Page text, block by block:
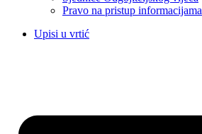
Pravo na pristup informacijama
Upisi u vrtić